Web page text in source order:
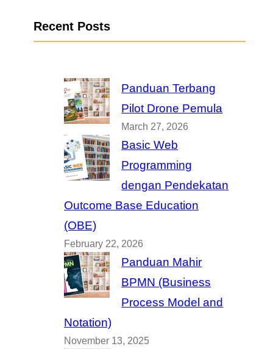
Recent Posts
Panduan Terbang
Pilot Drone Pemula
March 27, 2026
Basic Web
Programming
dengan Pendekatan
Outcome Base Education
(OBE)
February 22, 2026
Panduan Mahir
BPMN (Business
Process Model and
Notation)
November 13, 2025